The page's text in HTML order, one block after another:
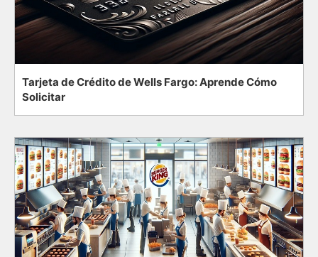
Tarjeta de Crédito de Wells Fargo: Aprende Cómo
Solicitar